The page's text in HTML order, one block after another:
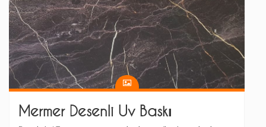
Mermer Desenli Uv Baskı